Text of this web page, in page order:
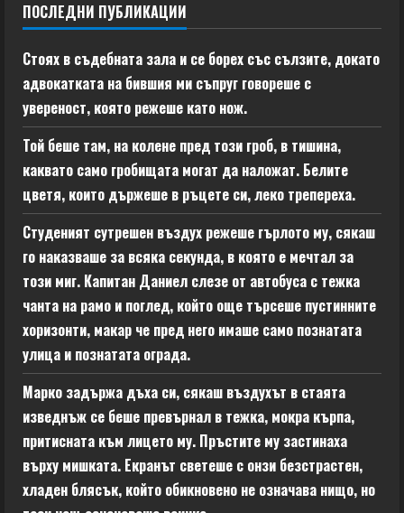
ПОСЛЕДНИ ПУБЛИКАЦИИ
Стоях в съдебната зала и се борех със сълзите, докато
адвокатката на бившия ми съпруг говореше с
увереност, която режеше като нож.
Той беше там, на колене пред този гроб, в тишина,
каквато само гробищата могат да наложат. Белите
цветя, които държеше в ръцете си, леко трепереха.
Студеният сутрешен въздух режеше гърлото му, сякаш
го наказваше за всяка секунда, в която е мечтал за
този миг. Капитан Даниел слезе от автобуса с тежка
чанта на рамо и поглед, който още търсеше пустинните
хоризонти, макар че пред него имаше само познатата
улица и познатата ограда.
Марко задържа дъха си, сякаш въздухът в стаята
изведнъж се беше превърнал в тежка, мокра кърпа,
притисната към лицето му. Пръстите му застинаха
върху мишката. Екранът светеше с онзи безстрастен,
хладен блясък, който обикновено не означава нищо, но